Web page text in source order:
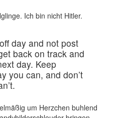
Ich bin nicht Hitler.
day and not post
back on track and
day. Keep
you can, and don’t
um Herzchen buhlend